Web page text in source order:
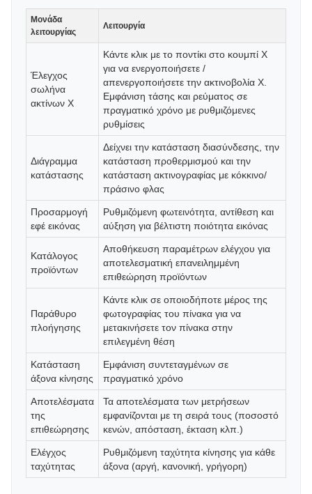
Μονάδα
λειτουργίας
Λειτουργία
Έλεγχος
σωλήνα
ακτίνων Χ
Κάντε κλικ με το ποντίκι στο κουμπί X
για να ενεργοποιήσετε /
απενεργοποιήσετε την ακτινοβολία Χ.
Εμφάνιση τάσης και ρεύματος σε
πραγματικό χρόνο με ρυθμιζόμενες
ρυθμίσεις
Διάγραμμα
κατάστασης
Δείχνει την κατάσταση διασύνδεσης, την
κατάσταση προθερμισμού και την
κατάσταση ακτινογραφίας με κόκκινο/
πράσινο φλας
Προσαρμογή
εφέ εικόνας
Ρυθμιζόμενη φωτεινότητα, αντίθεση και
αύξηση για βέλτιστη ποιότητα εικόνας
Κατάλογος
προϊόντων
Αποθήκευση παραμέτρων ελέγχου για
αποτελεσματική επανειλημμένη
επιθεώρηση προϊόντων
Παράθυρο
πλοήγησης
Κάντε κλικ σε οποιοδήποτε μέρος της
φωτογραφίας του πίνακα για να
μετακινήσετε τον πίνακα στην
επιλεγμένη θέση
Κατάσταση
άξονα κίνησης
Εμφάνιση συντεταγμένων σε
πραγματικό χρόνο
Αποτελέσματα
της
επιθεώρησης
Τα αποτελέσματα των μετρήσεων
εμφανίζονται με τη σειρά τους (ποσοστό
κενών, απόσταση, έκταση κλπ.)
Ελέγχος
ταχύτητας
Ρυθμιζόμενη ταχύτητα κίνησης για κάθε
άξονα (αργή, κανονική, γρήγορη)